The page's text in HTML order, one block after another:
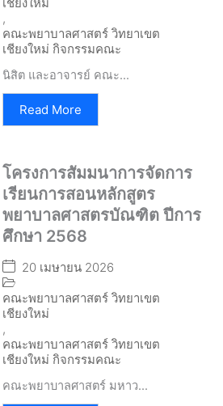
เชียงใหม่
,
คณะพยาบาลศาสตร์ วิทยาเขต
เชียงใหม่ กิจกรรมคณะ
นิสิต และอาจารย์ คณะ...
Read More
โครงการสัมมนาการจัดการ
เรียนการสอนหลักสูตร
พยาบาลศาสตรบัณฑิต ปีการ
ศึกษา 2568
20 เมษายน 2026
คณะพยาบาลศาสตร์ วิทยาเขต
เชียงใหม่
,
คณะพยาบาลศาสตร์ วิทยาเขต
เชียงใหม่ กิจกรรมคณะ
คณะพยาบาลศาสตร์ มหาว...